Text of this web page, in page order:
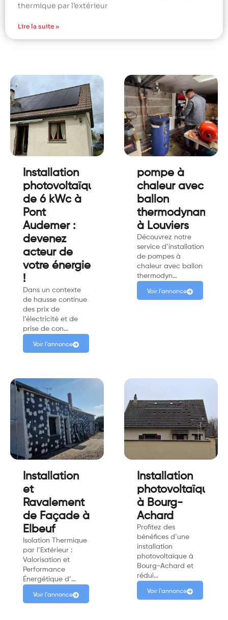
thermique par l’extérieur
Lire la suite »
Installation
photovoltaïque
de 6 kWc à
Pont
Audemer :
devenez
acteur de
votre énergie
!
Dans un contexte
de hausse continue
des prix de
l’électricité et de
prise de con…
Voir l'annonce
pompe à
chaleur avec
ballon
à Louviers
Découvrez notre
service d’installation
de pompes à
chaleur avec ballon
thermodyn…
Voir l'annonce
Installation
et
Ravalement
de Façade à
Elbeuf
Isolation Thermique
par l’Extérieur :
Valorisation et
Performance
Énergétique d’…
Voir l'annonce
Installation
photovoltaïque
à Bourg-
Achard
Profitez des
bénéfices d’une
installation
photovoltaïque à
Bourg-Achard et
rédui…
Voir l'annonce